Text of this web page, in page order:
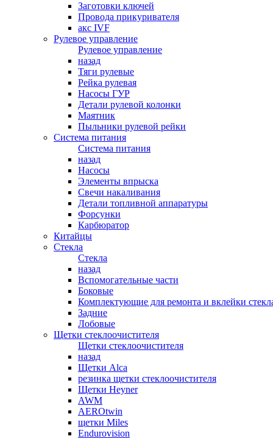
Заготовки ключей
Провода прикуривателя
акс IVF
Рулевое управление
Рулевое управление
назад
Тяги рулевые
Рейка рулевая
Насосы ГУР
Детали рулевой колонки
Маятник
Пыльники рулевой рейки
Система питания
Система питания
назад
Насосы
Элементы впрыска
Свечи накаливания
Детали топливной аппаратуры
Форсунки
Карбюратор
Китайцы
Стекла
Стекла
назад
Вспомогательные части
Боковые
Комплектующие для ремонта и вклейки
Задние
Лобовые
Щетки стеклоочистителя
Щетки стеклоочистителя
назад
Щетки Alca
резинка щетки стеклоочистителя
Щетки Heyner
AWM
AEROtwin
щетки Miles
Endurovision